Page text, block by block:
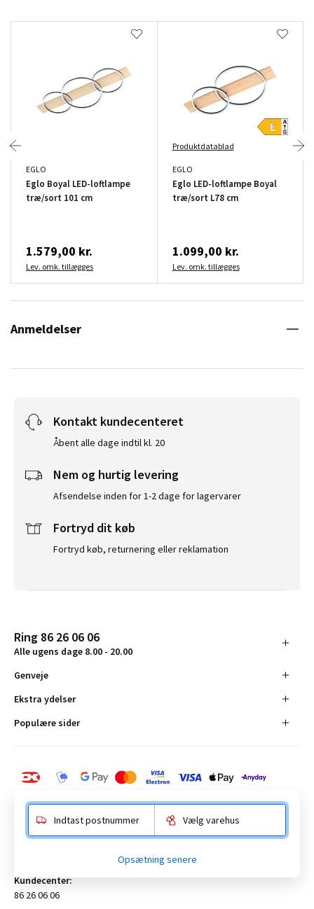
EGLO
Eglo Boyal LED-loftlampe
træ/sort 101 cm
1.579,00 kr.
Lev. omk. tillægges
Produktdatablad
EGLO
Eglo LED-loftlampe Boyal
træ/sort L78 cm
1.099,00 kr.
Lev. omk. tillægges
Anmeldelser
Kontakt kundecenteret
Åbent alle dage indtil kl. 20
Nem og hurtig levering
Afsendelse inden for 1-2 dage for lagervarer
Fortryd dit køb
Fortryd køb, returnering eller reklamation
Ring 86 26 06 06
Alle ugens dage 8.00 - 20.00
Genveje
Ekstra ydelser
Populære sider
Anelystparken 16, 8381 Tilst. CVR-nummer 19555305
Kundecenter:
86 26 06 06
Indtast postnummer Vælg varehus
Opsætning senere